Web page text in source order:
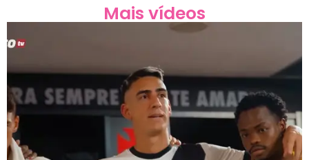
Mais vídeos